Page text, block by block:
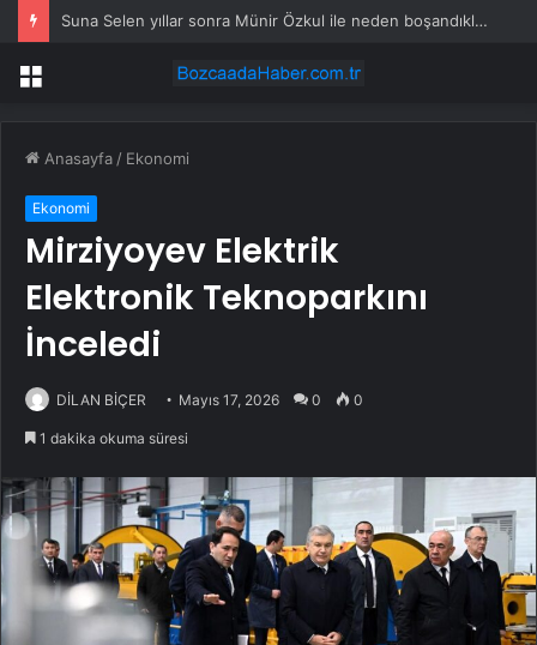
Suna Selen yıllar sonra Münir Özkul ile neden boşandıklarını anlattı: Taze kana ihtiyacım var dedi
Menü
Anasayfa / Ekonomi
Ekonomi
Mirziyoyev Elektrik
Elektronik Teknoparkını
İnceledi
DİLAN BİÇER Mayıs 17, 2026 0 0
1 dakika okuma süresi